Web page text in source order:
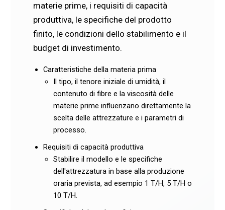
materie prime, i requisiti di capacità
produttiva, le specifiche del prodotto
finito, le condizioni dello stabilimento e il
budget di investimento.
Caratteristiche della materia prima
Il tipo, il tenore iniziale di umidità, il
contenuto di fibre e la viscosità delle
materie prime influenzano direttamente la
scelta delle attrezzature e i parametri di
processo.
Requisiti di capacità produttiva
Stabilire il modello e le specifiche
dell'attrezzatura in base alla produzione
oraria prevista, ad esempio 1 T/H, 5 T/H o
10 T/H.